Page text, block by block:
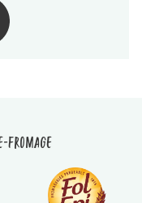
fromage